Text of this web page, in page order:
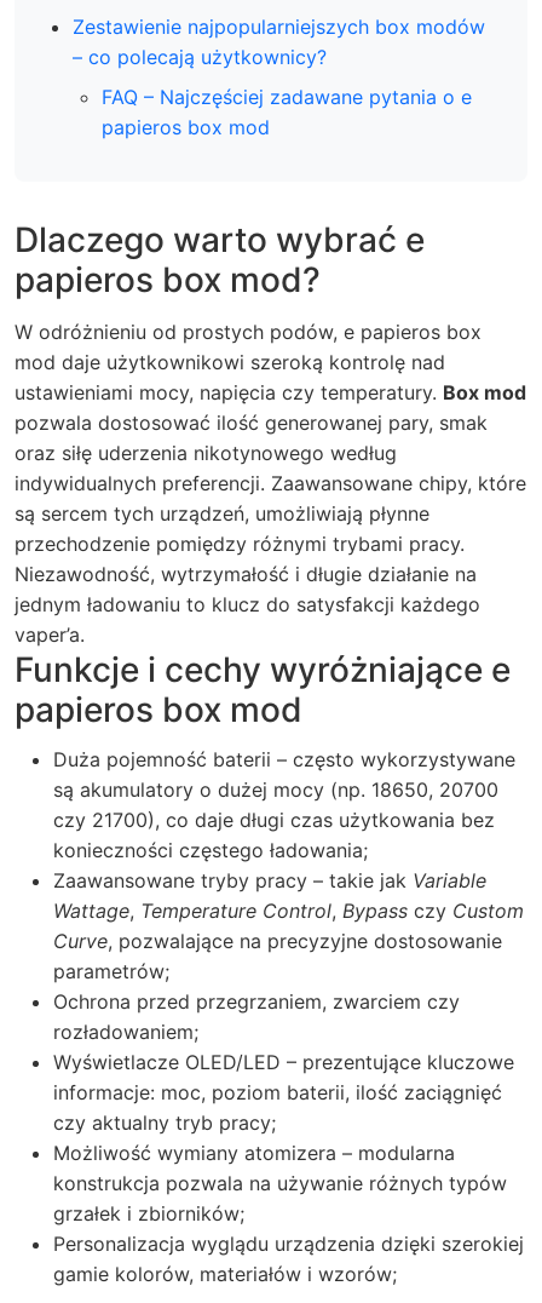
Zestawienie najpopularniejszych box modów
– co polecają użytkownicy?
FAQ – Najczęściej zadawane pytania o e
papieros box mod
Dlaczego warto wybrać e
papieros box mod?
W odróżnieniu od prostych podów, e papieros box
mod daje użytkownikowi szeroką kontrolę nad
ustawieniami mocy, napięcia czy temperatury. Box mod
pozwala dostosować ilość generowanej pary, smak
oraz siłę uderzenia nikotynowego według
indywidualnych preferencji. Zaawansowane chipy, które
są sercem tych urządzeń, umożliwiają płynne
przechodzenie pomiędzy różnymi trybami pracy.
Niezawodność, wytrzymałość i długie działanie na
jednym ładowaniu to klucz do satysfakcji każdego
vaper’a.
Funkcje i cechy wyróżniające e
papieros box mod
Duża pojemność baterii – często wykorzystywane
są akumulatory o dużej mocy (np. 18650, 20700
czy 21700), co daje długi czas użytkowania bez
konieczności częstego ładowania;
Zaawansowane tryby pracy – takie jak Variable
Wattage, Temperature Control, Bypass czy Custom
Curve, pozwalające na precyzyjne dostosowanie
parametrów;
Ochrona przed przegrzaniem, zwarciem czy
rozładowaniem;
Wyświetlacze OLED/LED – prezentujące kluczowe
informacje: moc, poziom baterii, ilość zaciągnięć
czy aktualny tryb pracy;
Możliwość wymiany atomizera – modularna
konstrukcja pozwala na używanie różnych typów
grzałek i zbiorników;
Personalizacja wyglądu urządzenia dzięki szerokiej
gamie kolorów, materiałów i wzorów;